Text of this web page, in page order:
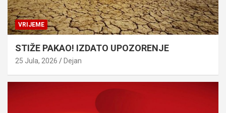
VRIJEME
STIŽE PAKAO! IZDATO UPOZORENJE
25 Jula, 2026 Dejan